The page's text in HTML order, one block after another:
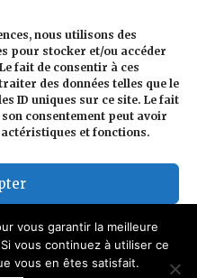
nous utilisons des
pour stocker et/ou accéder
fait de consentir à ces
des données telles que le
ID uniques sur ce site. Le fait
consentement peut avoir
et fonctions.
vous garantir la meilleure
vous continuez à utiliser ce
vous en êtes satisfait.